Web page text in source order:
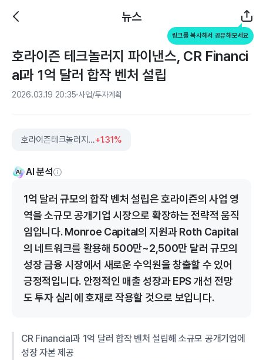
뉴스
링크를 복사해서 공유해보세요
호라이즌 테크놀러지 파이낸스, CR Financi
al과 1억 달러 합작 벤처 설립
2026.03.19 20:35 사업/투자계획
호라이즌테크놀러지파이낸스+1.31%
AI 분석
1억 달러 규모의 합작 벤처 설립은 호라이즌의 사업 영
역을 소규모 공개기업 시장으로 확장하는 전략적 움직
임입니다. Monroe Capital의 지원과 Roth Capital
의 네트워크를 활용해 500만~2,500만 달러 규모의
성장 금융 시장에서 새로운 수익원을 창출할 수 있어
긍정적입니다. 안정적인 매출 성장과 EPS 개선 전망
도 투자 심리에 호재로 작용할 것으로 보입니다.
CR Financial과 1억 달러 합작 벤처 설립해 소규모 공개기업에
성장 자본 제공